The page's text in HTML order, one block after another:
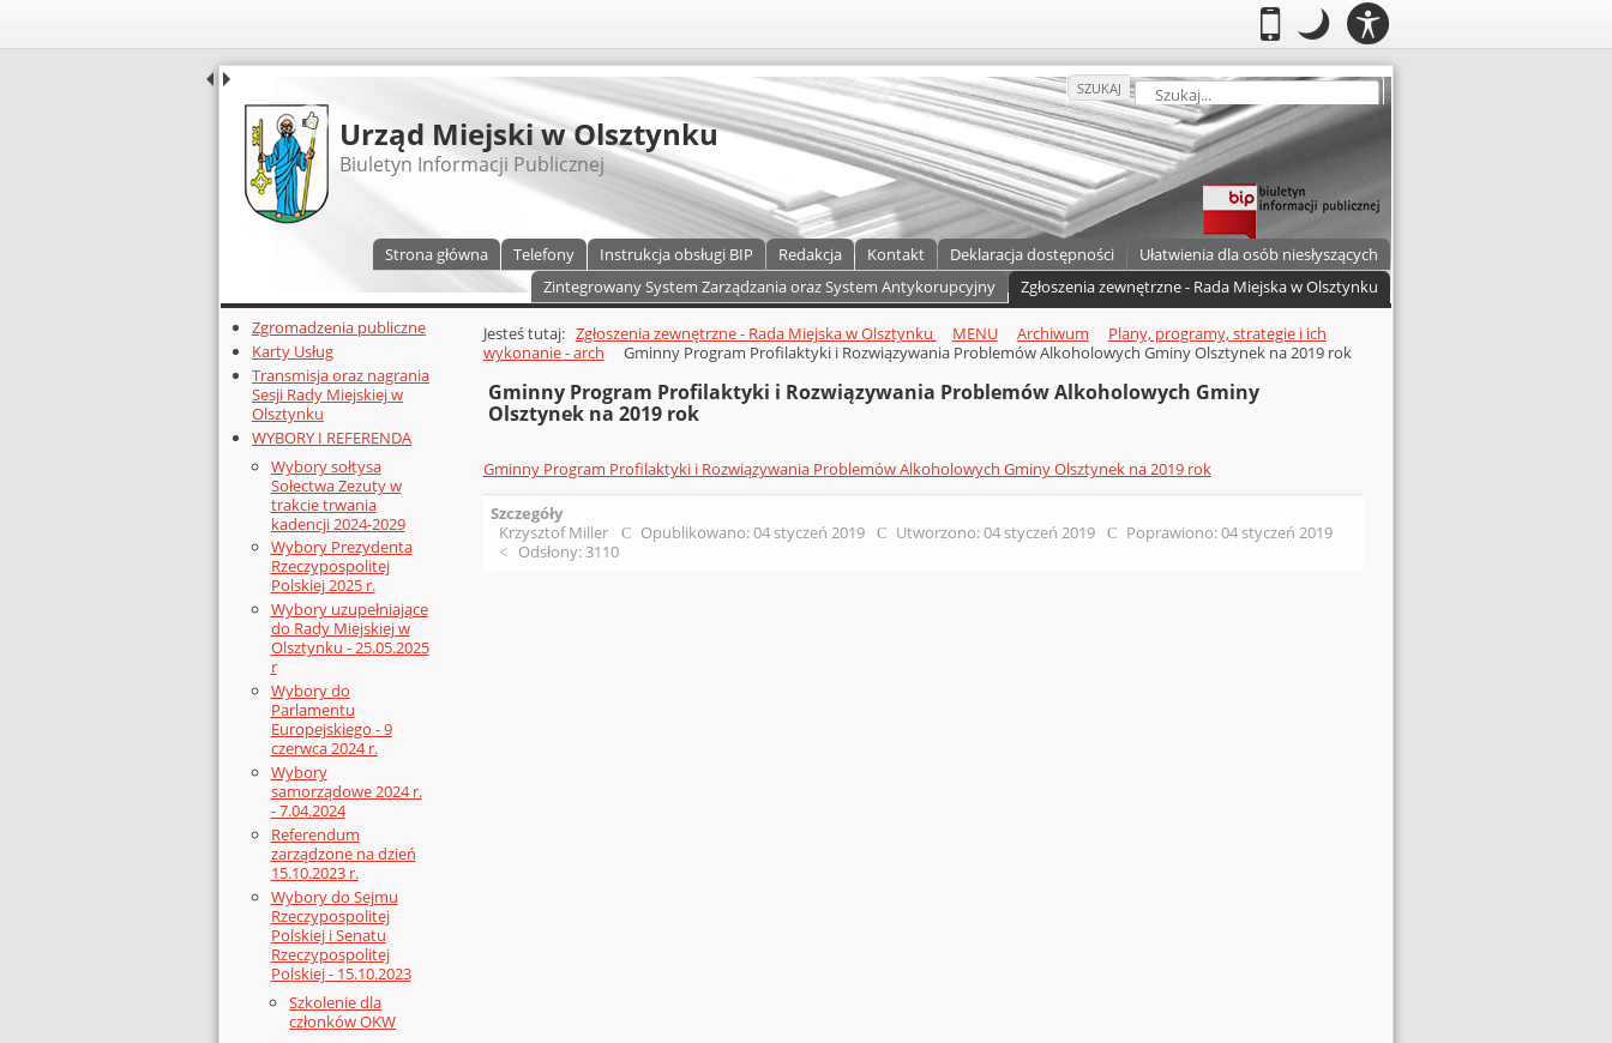
Mobilny
.Przełącz do wersji mobilnej
Tryb
nocny
Tryb nocny: Ten tryb ustawia
Szukaj
SZUKAJ
UDOSTĘPNIJ
Urząd Miejski w Olsztynku
Biuletyn Informacji Publicznej
Strona główna Telefony Instrukcja obsługi BIP Redakcja Kontakt Deklaracja dostępności
Ułatwienia dla osób niesłyszących
Zintegrowany System Zarządzania oraz System Antykorupcyjny
Zgłoszenia zewnętrzne - Rada Miejska w Olsztynku
Dodatkowe zasoby (lewa kolumna)
Zgromadzenia publiczne
Karty Usług
Transmisja oraz nagrania
Sesji Rady Miejskiej w
Olsztynku
WYBORY I REFERENDA
Wybory sołtysa
Sołectwa Zezuty w
trakcie trwania
kadencji 2024-2029
Wybory Prezydenta
Rzeczypospolitej
Polskiej 2025 r.
Wybory uzupełniające
do Rady Miejskiej w
Olsztynku - 25.05.2025
r
Wybory do
Parlamentu
Europejskiego - 9
czerwca 2024 r.
Wybory
samorządowe 2024 r.
- 7.04.2024
Referendum
zarządzone na dzień
15.10.2023 r.
Wybory do Sejmu
Rzeczypospolitej
Polskiej i Senatu
Rzeczypospolitej
Polskiej - 15.10.2023
Szkolenie dla
członków OKW
Głównej zawartości
Jesteś tutaj: Zgłoszenia zewnętrzne - Rada Miejska w Olsztynku MENU Archiwum
Plany, programy, strategie i ich
wykonanie - arch
Gminny Program Profilaktyki i Rozwiązywania Problemów Alkoholowych Gminy Olsztynek na 2019 rok
Gminny Program Profilaktyki i Rozwiązywania Problemów Alkoholowych Gminy
Olsztynek na 2019 rok
Gminny Program Profilaktyki i Rozwiązywania Problemów Alkoholowych Gminy Olsztynek na 2019 rok
Szczegóły
Krzysztof Miller
Opublikowano: 04 styczeń 2019 Utworzono: 04 styczeń 2019
Poprawiono: 04 styczeń 2019
Odsłony: 3110